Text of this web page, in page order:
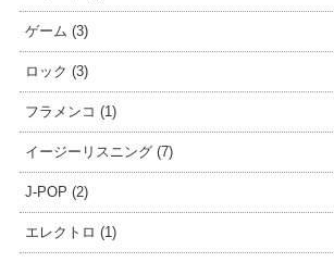
ゲーム (3)
ロック (3)
フラメンコ (1)
イージーリスニング (7)
J-POP (2)
エレクトロ (1)